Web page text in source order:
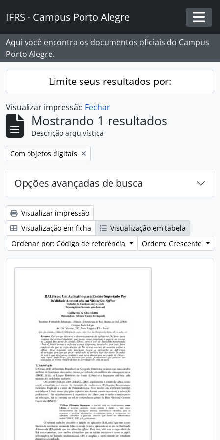
IFRS - Campus Porto Alegre
Aqui você encontra os documentos oficiais do Campus
Porto Alegre.
Limite seus resultados por:
Visualizar impressão Fechar
Mostrando 1 resultados
Descrição arquivística
Remover filtro:
Com objetos digitais
Opções avançadas de busca
Visualizar impressão
Visualização em ficha
Visualização em tabela
Ordenar por: Código de referência
Ordem: Crescente